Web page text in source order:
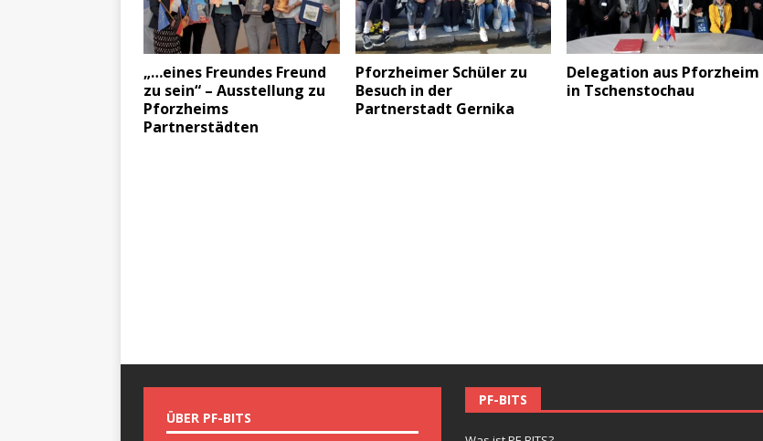
„…eines Freundes Freund
zu sein“ – Ausstellung zu
Pforzheims
Partnerstädten
Pforzheimer Schüler zu
Besuch in der
Partnerstadt Gernika
Delegation aus Pforzheim
in Tschenstochau
ÜBER PF-BITS
PF-BITS